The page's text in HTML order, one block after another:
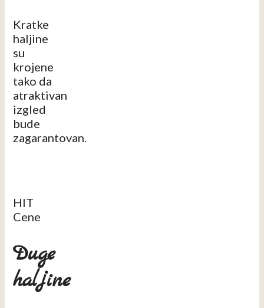
Kratke
haljine
su
krojene
tako da
atraktivan
izgled
bude
zagarantovan.
HIT
Cene
Duge
haljine